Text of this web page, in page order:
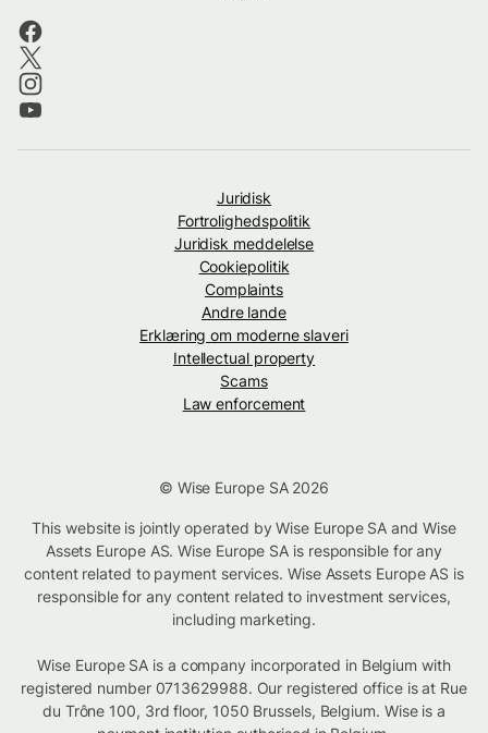
Juridisk
Fortrolighedspolitik
Juridisk meddelelse
Cookiepolitik
Complaints
Andre lande
Erklæring om moderne slaveri
Intellectual property
Scams
Law enforcement
© Wise Europe SA 2026
This website is jointly operated by Wise Europe SA and Wise
Assets Europe AS. Wise Europe SA is responsible for any
content related to payment services. Wise Assets Europe AS is
responsible for any content related to investment services,
including marketing.
Wise Europe SA is a company incorporated in Belgium with
registered number 0713629988. Our registered office is at Rue
du Trône 100, 3rd floor, 1050 Brussels, Belgium. Wise is a